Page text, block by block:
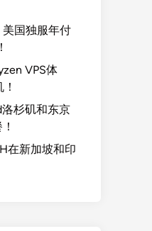
国独服年付
VPS体
杉矶和东京
在新加坡和印